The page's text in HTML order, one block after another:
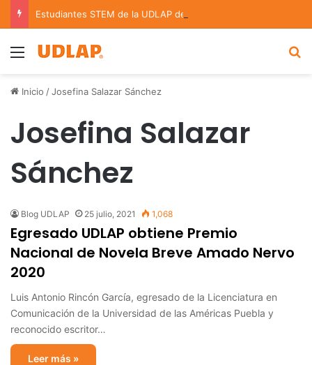
Menu
Inicio /Josefina Salazar Sánchez
Josefina Salazar
Sánchez
Blog UDLAP 25 julio, 2021 1,068
Egresado UDLAP obtiene Premio
Nacional de Novela Breve Amado Nervo
2020
Luis Antonio Rincón García, egresado de la Licenciatura en
Comunicación de la Universidad de las Américas Puebla y
reconocido escritor…
Leer más »